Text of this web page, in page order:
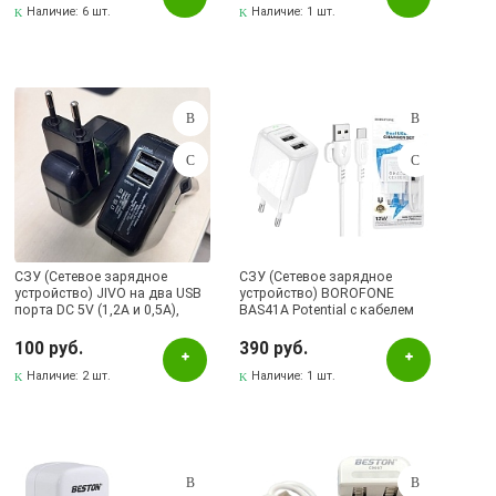
Наличие: 6 шт.
черный
Наличие: 1 шт.
СЗУ (Сетевое зарядное
устройство) JIVO на два USB
порта DC 5V (1,2А и 0,5А),
100 руб.
Наличие: 2 шт.
СЗУ (Сетевое зарядное
устройство) BOROFONE
BAS41A Potential с кабелем
длина 1 метр, цвет белый
390 руб.
Наличие: 1 шт.